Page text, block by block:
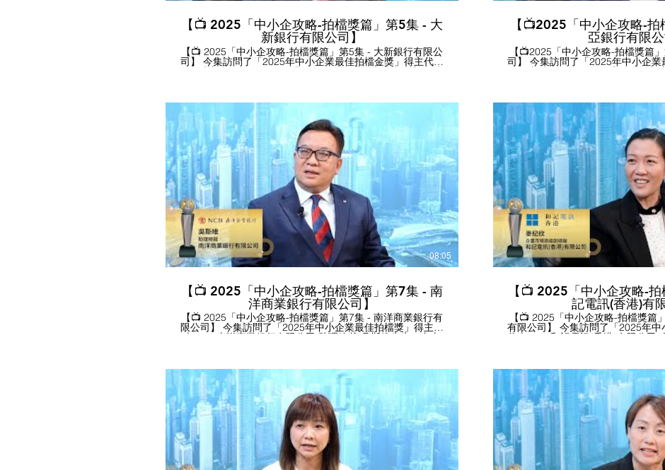
【📺 2025「中小企攻略-拍檔獎篇」第5集 - 大
新銀行有限公司】
【📺 2025「中小企攻略-拍檔獎篇」第5集 - 大新銀行有限公
司】 今集訪問了「2025年中小企業最佳拍檔金獎」得主代表
----- 大新銀行有限公司 企業銀行處總經理及商業銀行主管 李
有「三地四平台」優勢 (香港、澳門、中國內地)，合共經營
63個業務網點，為每位中小企客戶配對專屬客戶經理，全程
跟進客戶開戶以至制定理財及融資方案。 - 大新銀行提供便
捷的跨境服務予中小企業，包括跨境匯款、現金管理、貿易
融資方案等，支持中小企拓展大灣區或東南亞等新興市場。 -
大新銀行為中小企提供多元的融資方案，並積極配合政府政
策，推出中小企融資擔保計劃 (SFGS)，緩減客戶資金週轉壓
力，支持中小企業擴張業務。 如有興趣了解更多，可瀏覽公
司網站 https://www.dahsing.com #香港中小型企業總商會 #
大新銀行 #中小企發展 #中小企 #最佳中小企獎 #最佳中小企
業獎 #中小企業最佳拍檔獎 #鵬程中小企青年創意創業獎
#ESG領先企業獎 #HKGCSMB #DahSingBank #SME
#SMEaward2025
【📺2025「中小企攻略-
亞銀行有限公
【📺2025「中小企攻略-拍檔獎篇
司】 今集訪問了「2025年中小企業
----- 東亞銀行有限公司 商務理財部
無抵押貸款」，中小企申請時毋須
大幅縮短批核時間，最高貸款額更
銀行今年也推出「貸融易 – 節能
「2050年碳中和目標」，為中小
款，支援企業升級綠色設備，實現
廣州和深圳設有東亞環球商業服務
行大廈，為中小企業提供全方位創
務，助企業在大灣區發掘商機。 如有興趣了解更多，可瀏覽
公司網站 https://www.hkbea.com #香港中小型企業總商會
#東亞銀行 #中小企發展 #中小企 #
企業獎 #中小企業最佳拍檔獎 #鵬
#ESG領先企業獎 #HKGCSMB
播放影片
08:05
【📺 2025「中小企攻略-拍檔獎篇」第7集 - 南
洋商業銀行有限公司】
【📺 2025「中小企攻略-拍檔獎篇」第7集 - 南洋商業銀行有
限公司】 今集訪問了「2025年中小企業最佳拍檔獎」得主代
表 ----- 南洋商業銀行有限公司 助理總裁 吳斯維先生，由本
小企錢」為未能提供抵押品的中小企業而設，若企業具有業
務前景和營運良好，則可享高達港幣200萬的融資額度，還
款期長達5年。 - 南洋商業銀行透過與南商(中國)聯動，以外
保內貸及鎖匯等方式，減低融資成本，滿足中小企跨境業務
的需要。 - 南洋商業銀行為中小企客戶提供商戶收單服務，
支援各式各樣電子支付方式，如WeChat pay, Alipay, Apply
Pay等，推動金融科技應用。 如有興趣了解更多，可瀏覽公
司網站 https://www.ncb.com.hk #香港中小型企業總商會 #
南洋商業銀行 #中小企發展 #中小企 #最佳中小企獎 #最佳中
小企業獎 #中小企業最佳拍檔獎 #鵬程中小企青年創意創業
獎 #ESG領先企業獎 #HKGCSMB #NCB #SME #SMEaward
播放
【📺 2025「中小企攻略-
記電訊(香港)有
【📺 2025「中小企攻略-拍檔獎篇
有限公司】 今集訪問了「2025年
代表 ----- 和記電訊(香港)有限公司
記電訊的「3Business Empower」
企業提供一站式數碼服務，如近期
「CTO服務」，一條龍協助中小企
設立了「DIGIBox」商業應用方案
案之餘，亦為中小企業和各界合作
為企業尋找合適方案和發掘潛在買
業提供靈活的付款方式，通過月費
較低成本使用到各種數碼方案和
周轉壓力，並加快提升營運效率。 如有興趣了解更多，可瀏
覽公司網站 https://web.three.com.hk/
小型企業總商會 #和記電訊 #中小
播放影片 播放